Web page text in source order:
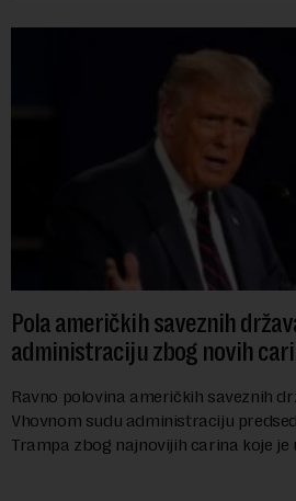
Pola američkih saveznih
administraciju zbog novih
Ravno polovina američkih saveznih
Vhovnom sudu administraciju
Trampa zbog najnovijih carina koje je